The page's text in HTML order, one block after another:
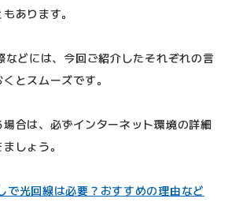
あります。
どには、今回ご紹介したそれぞれの言
とスムーズです。
合は、必ずインターネット環境の詳細
しょう。
で光回線は必要？おすすめの理由など